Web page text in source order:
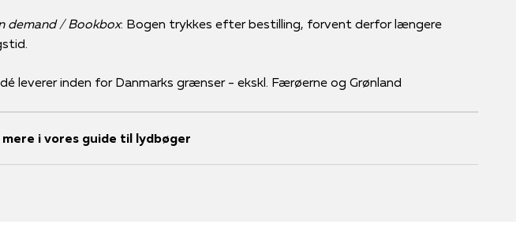
demand / Bookbox: Bogen trykkes efter bestilling, forvent derfor længere
leverer inden for Danmarks grænser - ekskl. Færøerne og Grønland
i vores guide til lydbøger